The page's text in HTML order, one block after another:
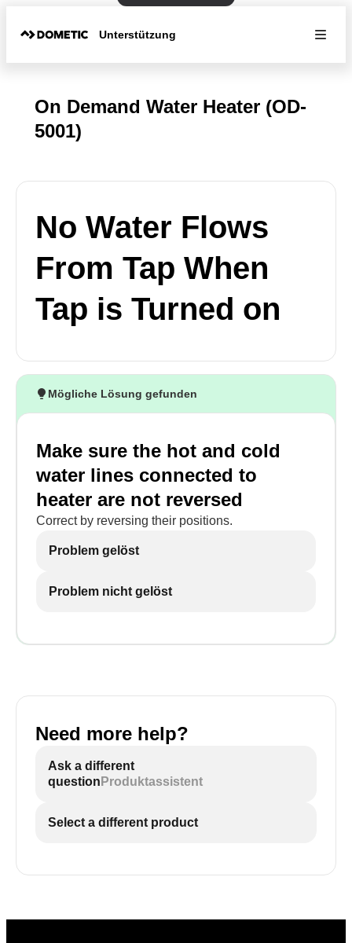
Unterstützung
On Demand Water Heater (OD-
5001)
No Water Flows
From Tap When
Tap is Turned on
Mögliche Lösung gefunden
Make sure the hot and cold
water lines connected to
heater are not reversed
Correct by reversing their positions.
Problem gelöst
Problem nicht gelöst
Need more help?
Ask a different
question Produktassistent
Select a different product